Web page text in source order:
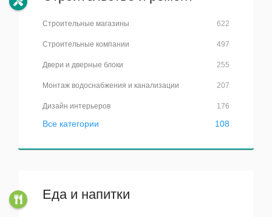
622
Строительные магазины
497
Строительные компании
255
Двери и дверные блоки
207
Монтаж водоснабжения и канализации
176
Дизайн интерьеров
108
Все категории
Еда и напитки